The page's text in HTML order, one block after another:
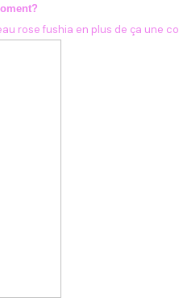
rose fushia en plus de ça une